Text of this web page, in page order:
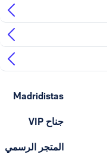
Madridistas
المتجر الرسمي